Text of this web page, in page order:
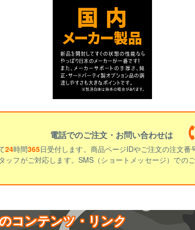
電話でのご注文・お問い合わせは
24時間365日受付します。商品ページIDやご注文の注文番
ッフがご対応します。SMS（ショートメッセージ）での
コンテンツ・リンク